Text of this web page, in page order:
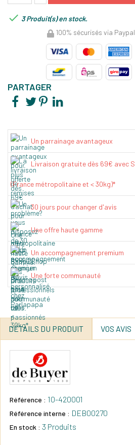
 3 Produit(s) en stock.
100% sécurisés via Paypal
PARTAGER
Un parrainage avantageux
Livraison gratuite dès 69€ avec
(France métropolitaine et < 30kg)*
30 jours pour changer d'avis
Une offre haute gamme
Un accompagnement premium
Une forte communauté
DÉTAILS DU PRODUIT VOS AVIS
Référence : 10-420001
Référence interne : DEB00270
En stock : 3 Produits